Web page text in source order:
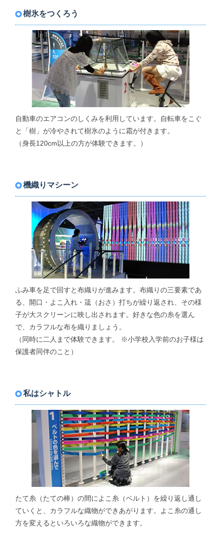
樹氷をつくろう
自動車のエアコンのしくみを利用しています。自転車をこぐ
と「樹」が冷やされて樹氷のように霜が付きます。
（身長120cm以上の方が体験できます。）
機織りマシーン
ふみ車を足で回すと布織りが進みます。布織りの三要素であ
る、開口・よこ入れ・筬（おさ）打ちが繰り返され、その様
子が大スクリーンに映し出されます。好きな色の糸を選ん
で、カラフルな布を織りましょう。
（同時に二人まで体験できます。 ※小学校入学前のお子様は
保護者同伴のこと）
私はシャトル
たて糸（たての棒）の間によこ糸（ベルト）を繰り返し通し
ていくと、カラフルな織物ができあがります。よこ糸の通し
方を変えるといろいろな織物ができます。